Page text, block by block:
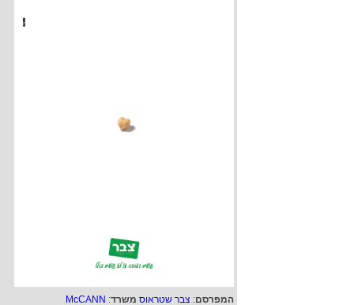
המפרסם: צבר שטראוס משרד:
McCANN